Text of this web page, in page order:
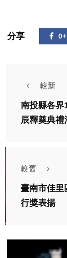
分享 0+
較新
南投縣各界
辰釋奠典禮
較舊
臺南市佳里
行獎表揚